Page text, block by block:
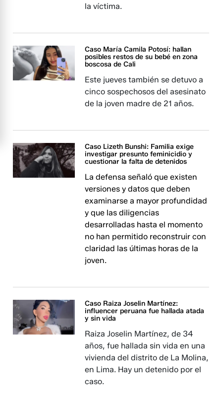
la víctima.
Caso María Camila Potosí: hallan
posibles restos de su bebé en zona
boscosa de Cali
Este jueves también se detuvo a
cinco sospechosos del asesinato
de la joven madre de 21 años.
Caso Lizeth Bunshi: Familia exige
investigar presunto feminicidio y
cuestionar la falta de detenidos
La defensa señaló que existen
versiones y datos que deben
examinarse a mayor profundidad
y que las diligencias
desarrolladas hasta el momento
no han permitido reconstruir con
claridad las últimas horas de la
joven.
Caso Raiza Joselin Martínez:
influencer peruana fue hallada atada
y sin vida
Raiza Joselin Martínez, de 34
años, fue hallada sin vida en una
vivienda del distrito de La Molina,
en Lima. Hay un detenido por el
caso.